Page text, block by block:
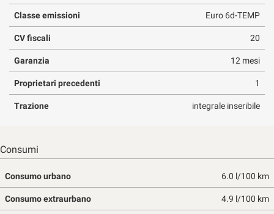
Classe emissioni Euro 6d-TEMP
CV fiscali 20
Garanzia 12 mesi
Proprietari precedenti 1
Trazione integrale inseribile
Consumi
Consumo urbano 6.0 l/100 km
Consumo extraurbano 4.9 l/100 km